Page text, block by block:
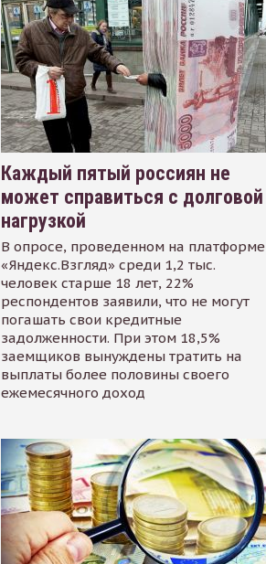
Каждый пятый россиян не
может справиться с долговой
нагрузкой
В опросе, проведенном на платформе
«Яндекс.Взгляд» среди 1,2 тыс.
человек старше 18 лет, 22%
респондентов заявили, что не могут
погашать свои кредитные
задолженности. При этом 18,5%
заемщиков вынуждены тратить на
выплаты более половины своего
ежемесячного доход